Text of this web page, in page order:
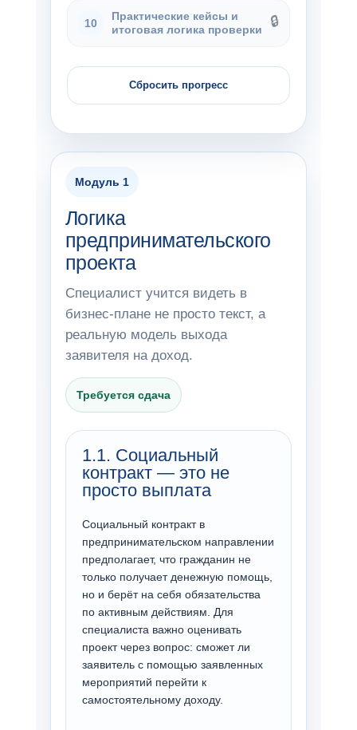
10
Практические кейсы и
итоговая логика проверки
🔒
Сбросить прогресс
Модуль 1
Логика
предпринимательского
проекта
Специалист учится видеть в
бизнес-плане не просто текст, а
реальную модель выхода
заявителя на доход.
Требуется сдача
1.1. Социальный
контракт — это не
просто выплата
Социальный контракт в
предпринимательском направлении
предполагает, что гражданин не
только получает денежную помощь,
но и берёт на себя обязательства
по активным действиям. Для
специалиста важно оценивать
проект через вопрос: сможет ли
заявитель с помощью заявленных
мероприятий перейти к
самостоятельному доходу.